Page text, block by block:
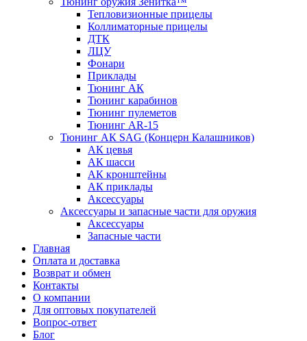
Тепловизионные прицелы
Коллиматорные прицелы
ДТК
ЛЦУ
Фонари
Приклады
Тюнинг АК
Тюнинг карабинов
Тюнинг пулеметов
Тюнинг AR-15
Тюнинг АК SAG (Концерн Калашников)
АК цевья
АК шасси
АК кронштейны
АК приклады
Аксессуары
Аксессуары и запасные части для оружия
Аксессуары
Запасные части
Главная
Оплата и доставка
Возврат и обмен
Контакты
О компании
Для оптовых покупателей
Вопрос-ответ
Блог